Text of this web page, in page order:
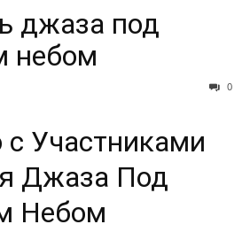
джаза под
небом
0
Участниками
Джаза Под
Небом